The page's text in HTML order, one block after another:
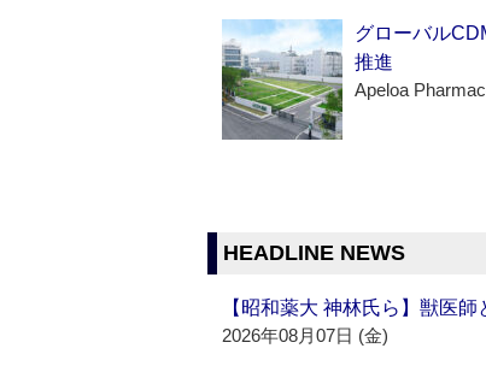
グローバル
推進
Apeloa
HEADLINE NEWS
【昭和薬大 神林氏ら】獣医
2026年08月07日 (金)